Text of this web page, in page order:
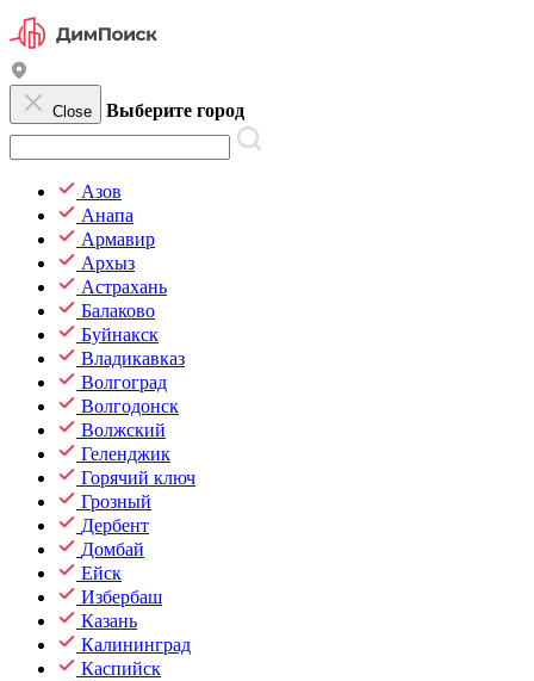
Close Выберите город
Азов
Анапа
Армавир
Архыз
Астрахань
Балаково
Буйнакск
Владикавказ
Волгоград
Волгодонск
Волжский
Геленджик
Горячий ключ
Грозный
Дербент
Домбай
Ейск
Избербаш
Казань
Калининград
Каспийск